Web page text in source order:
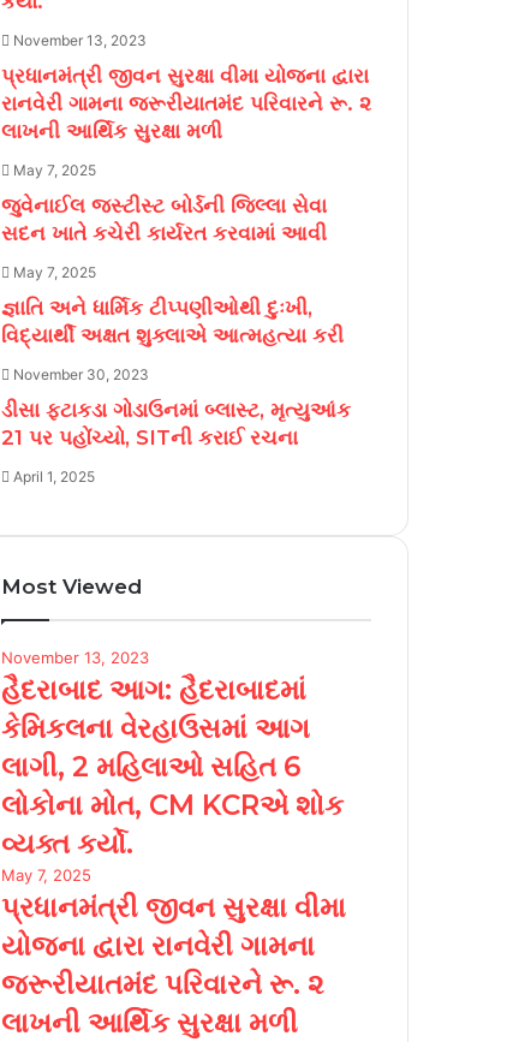
November 13, 2023
પ્રધાનમંત્રી જીવન સુરક્ષા વીમા યોજના દ્વારા
રાનવેરી ગામના જરૂરીયાતમંદ પરિવારને રૂ. ૨
લાખની આર્થિક સુરક્ષા મળી
May 7, 2025
જુવેનાઈલ જસ્ટીસ્ટ બોર્ડની જિલ્લા સેવા
સદન ખાતે કચેરી કાર્યરત કરવામાં આવી
May 7, 2025
જ્ઞાતિ અને ધાર્મિક ટીપ્પણીઓથી દુઃખી,
વિદ્યાર્થી અક્ષત શુક્લાએ આત્મહત્યા કરી
November 30, 2023
ડીસા ફટાકડા ગોડાઉનમાં બ્લાસ્ટ, મૃત્યુઆંક
21 પર પહોંચ્યો, SITની કરાઈ રચના
April 1, 2025
Most Viewed
November 13, 2023
હૈદરાબાદ આગ: હૈદરાબાદમાં
કેમિકલના વેરહાઉસમાં આગ
લાગી, 2 મહિલાઓ સહિત 6
લોકોના મોત, CM KCRએ શોક
વ્યક્ત કર્યો.
May 7, 2025
પ્રધાનમંત્રી જીવન સુરક્ષા વીમા
યોજના દ્વારા રાનવેરી ગામના
જરૂરીયાતમંદ પરિવારને રૂ. ૨
લાખની આર્થિક સુરક્ષા મળી